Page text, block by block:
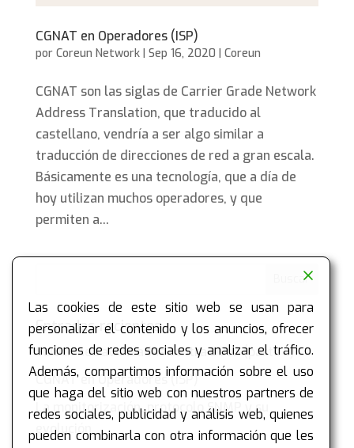
CGNAT en Operadores (ISP)
por Coreun Network| Sep 16, 2020 | Coreun
CGNAT son las siglas de Carrier Grade Network
Address Translation, que traducido al
castellano, vendría a ser algo similar a
traducción de direcciones de red a gran escala.
Básicamente es una tecnología, que a día de
hoy utilizan muchos operadores, y que
permiten a...
Entradas recientes
Soluciones avanzadas contra DDoS (parte II)
CGNAT en Operadores (ISP)
La monitorización, protocolo SNMP y su
evolución
Las cookies de este sitio web se usan para
personalizar el contenido y los anuncios, ofrecer
funciones de redes sociales y analizar el tráfico.
Además, compartimos información sobre el uso
que haga del sitio web con nuestros partners de
redes sociales, publicidad y análisis web, quienes
pueden combinarla con otra información que les